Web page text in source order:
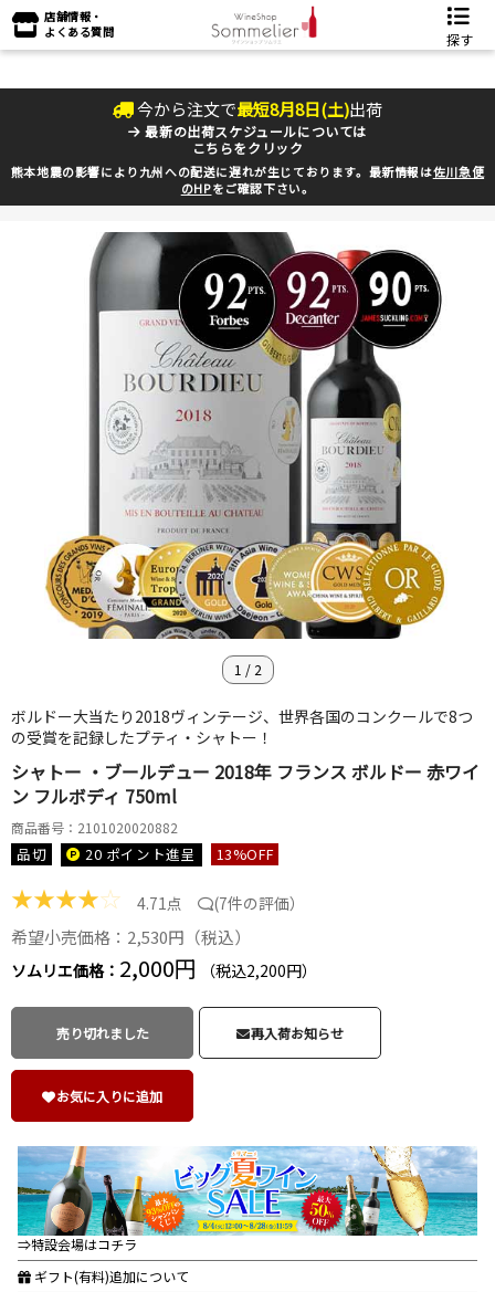
店舗情報・
よくある質問
探す
今から注文で最短8月8日(土)出荷
最新の出荷スケジュールについては
こちらをクリック
熊本地震の影響により九州への配送に遅れが生じております。最新情報は佐川急便
のHPをご確認下さい。
1 / 2
ボルドー大当たり2018ヴィンテージ、世界各国のコンクールで8つ
の受賞を記録したプティ・シャトー！
シャトー ・ブールデュー 2018年 フランス ボルドー 赤ワイ
ン フルボディ 750ml
商品番号：2101020020882
品切 20 ポイント進呈 13%OFF
★★★★☆ 4.71点 (7件の評価）
希望小売価格：2,530円（税込）
ソムリエ価格： 2,000円 （税込2,200円）
売り切れました 再入荷お知らせ
お気に入りに追加
⇒特設会場はコチラ
ギフト(有料)追加について